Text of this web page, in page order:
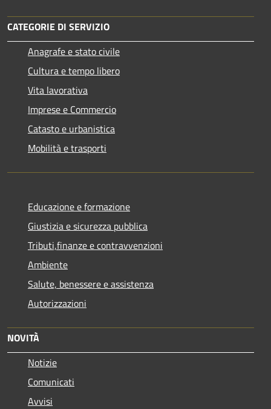
CATEGORIE DI SERVIZIO
Anagrafe e stato civile
Cultura e tempo libero
Vita lavorativa
Imprese e Commercio
Catasto e urbanistica
Mobilità e trasporti
Educazione e formazione
Giustizia e sicurezza pubblica
Tributi,finanze e contravvenzioni
Ambiente
Salute, benessere e assistenza
Autorizzazioni
NOVITÀ
Notizie
Comunicati
Avvisi